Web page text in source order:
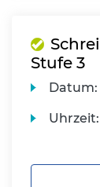
Stufe 3
Datum:
Uhrzeit: